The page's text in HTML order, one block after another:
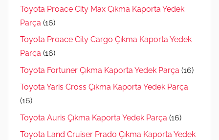
Toyota Proace City Max Çıkma Kaporta Yedek
Parça (16)
Toyota Proace City Cargo Çıkma Kaporta Yedek
Parça (16)
Toyota Fortuner Çıkma Kaporta Yedek Parça (16)
Toyota Yaris Cross Çıkma Kaporta Yedek Parça
(16)
Toyota Auris Çıkma Kaporta Yedek Parça (16)
Toyota Land Cruiser Prado Çıkma Kaporta Yedek